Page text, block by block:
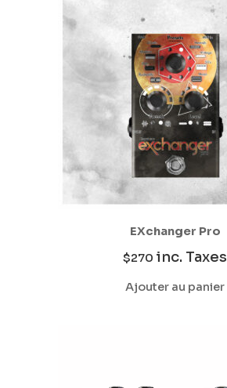
EXchanger Pro
$270 inc. Taxes
Ajouter au panier